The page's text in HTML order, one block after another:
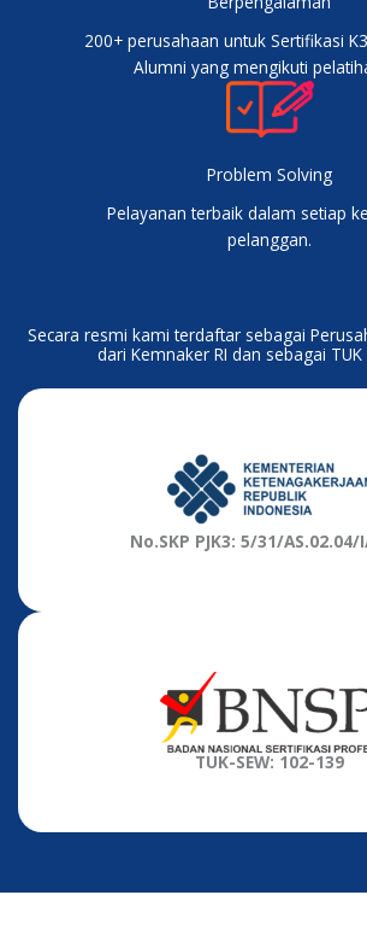
200+ perusahaan untuk Sertifikasi
Alumni yang mengikuti
Problem Solving
Pelayanan terbaik dalam setiap
pelanggan.
Secara resmi kami terdaftar sebagai
dari Kemnaker RI dan sebagai TUK
No.SKP PJK3: 5/31/AS.02.04/
TUK-SEW: 102-139